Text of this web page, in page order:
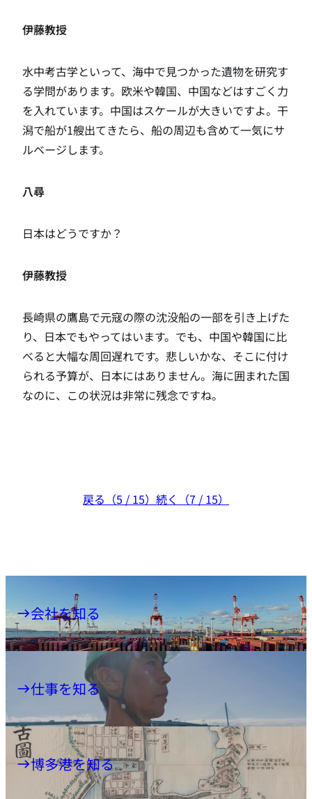
伊藤教授
水中考古学といって、海中で見つかった遺物を研究す
る学問があります。欧米や韓国、中国などはすごく力
を入れています。中国はスケールが大きいですよ。干
潟で船が1艘出てきたら、船の周辺も含めて一気にサ
ルベージします。
八尋
日本はどうですか？
伊藤教授
長崎県の鷹島で元寇の際の沈没船の一部を引き上げた
り、日本でもやってはいます。でも、中国や韓国に比
べると大幅な周回遅れです。悲しいかな、そこに付け
られる予算が、日本にはありません。海に囲まれた国
なのに、この状況は非常に残念ですね。
戻る（5 / 15） 続く（7 / 15）
会社を知る
仕事を知る
博多港を知る